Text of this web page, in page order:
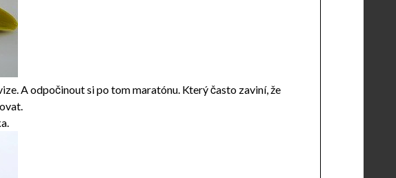
A odpočinout si po tom maratónu. Který často zaviní, že